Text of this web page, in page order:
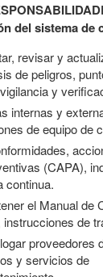
del sistema de
revisar y
de peligros,
y
internas y
de equipo de
(CAPA),
continua.
el Manual de
de
proveedores
y servicios de